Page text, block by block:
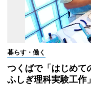
暮らす・働く
つくばで「はじめ
ふしぎ理科実験工作」